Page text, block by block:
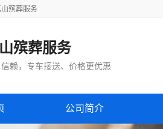
殡葬服务
殡葬服务
赖，专车接送、价格更优惠
公司简介